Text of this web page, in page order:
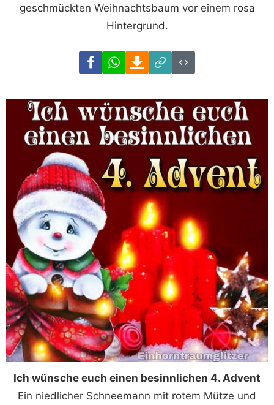
geschmückten Weihnachtsbaum vor einem rosa
Hintergrund.
FacebookWhatsAppDownload
Link
Code
Ich wünsche euch einen besinnlichen 4. Advent
Ein niedlicher Schneemann mit rotem Mütze und